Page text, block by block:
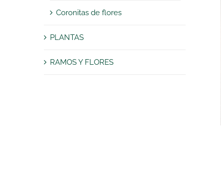
Coronitas de flores
PLANTAS
RAMOS Y FLORES